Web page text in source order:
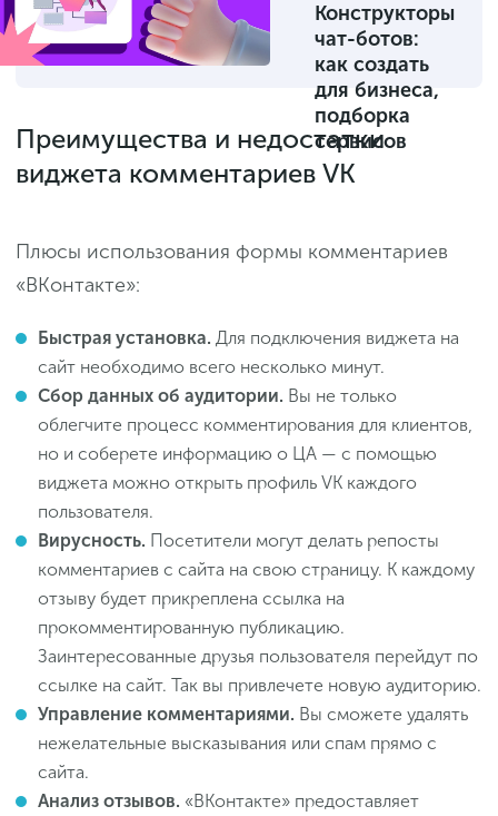
Конструкторы
чат-ботов:
как создать
для бизнеса,
подборка
сервисов
Преимущества и недостатки
виджета комментариев VK
Плюсы использования формы комментариев
«ВКонтакте»:
Быстрая установка. Для подключения виджета на
сайт необходимо всего несколько минут.
Сбор данных об аудитории. Вы не только
облегчите процесс комментирования для клиентов,
но и соберете информацию о ЦА — с помощью
виджета можно открыть профиль VK каждого
пользователя.
Вирусность. Посетители могут делать репосты
комментариев с сайта на свою страницу. К каждому
отзыву будет прикреплена ссылка на
прокомментированную публикацию.
Заинтересованные друзья пользователя перейдут по
ссылке на сайт. Так вы привлечете новую аудиторию.
Управление комментариями. Вы сможете удалять
нежелательные высказывания или спам прямо с
сайта.
Анализ отзывов. «ВКонтакте» предоставляет